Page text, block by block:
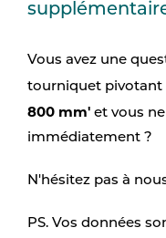
Vous avez une
tourniquet pivotant
800 mm' et vous
immédiatement ?
N'hésitez pas à
PS. Vos données